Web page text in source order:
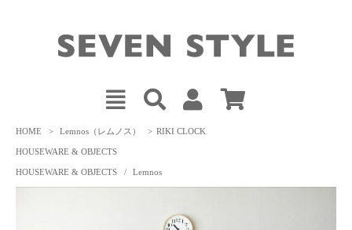
HOME > Lemnos（レムノス） > RIKI CLOCK
HOUSEWARE & OBJECTS
HOUSEWARE & OBJECTS / Lemnos